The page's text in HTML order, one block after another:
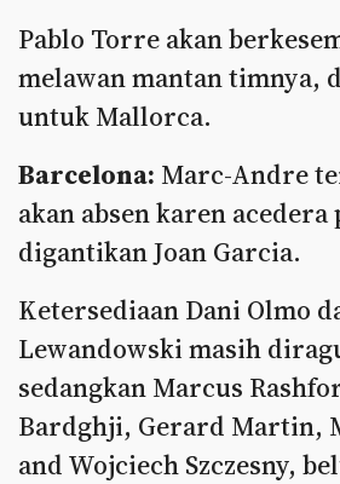
Pablo Torre akan
melawan mantan timnya,
untuk Mallorca.
Barcelona: Marc-Andre
akan absen karen
digantikan Joan Garcia.
Ketersediaan Dani Olmo
Lewandowski masih
sedangkan Marcus
Bardghji, Gerard Martin,
and Wojciech Szczesny,